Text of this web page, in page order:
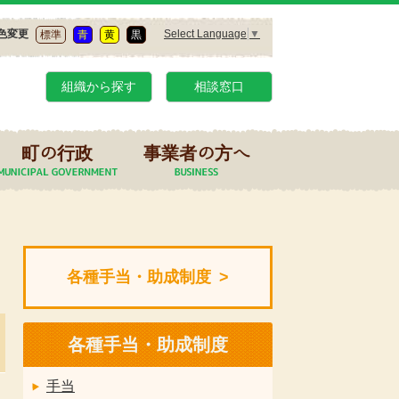
変更 標準 青 黄 黒 Select Language ▼
組織から探す 相談窓口
町の行政 事業者の方へ
各種手当・助成制度
各種手当・助成制度
手当